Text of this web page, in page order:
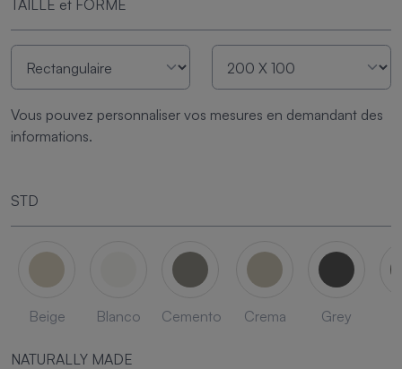
TAILLE et FORME
Vous pouvez personnaliser vos mesures en demandant des
informations.
STD
Beige Blanco Cemento Crema Grey
NATURALLY MADE